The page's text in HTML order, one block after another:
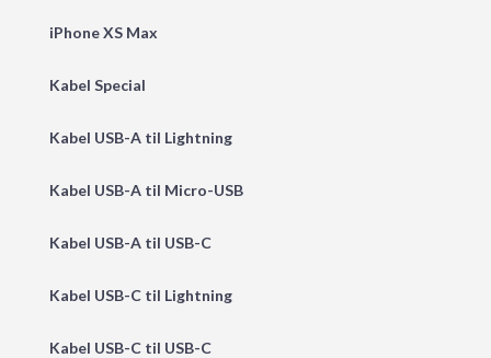
iPhone XS Max
Kabel Special
Kabel USB-A til Lightning
Kabel USB-A til Micro-USB
Kabel USB-A til USB-C
Kabel USB-C til Lightning
Kabel USB-C til USB-C